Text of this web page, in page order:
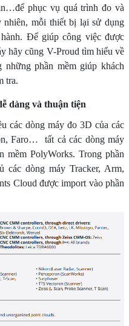
phục vụ quá trình đo và
nhiên, mỗi thiết bị lại sử dụng
Để giúp công việc được
hãy cũng V-Proud tìm hiểu về
những phần mềm giúp khách
tra.
dàng và thuận tiện
các dòng máy đo 3D của các
Faro… tất cả các dòng máy
mềm PolyWorks. Trong phần
các dòng máy Tracker, Arm,
Cloud được import vào phần